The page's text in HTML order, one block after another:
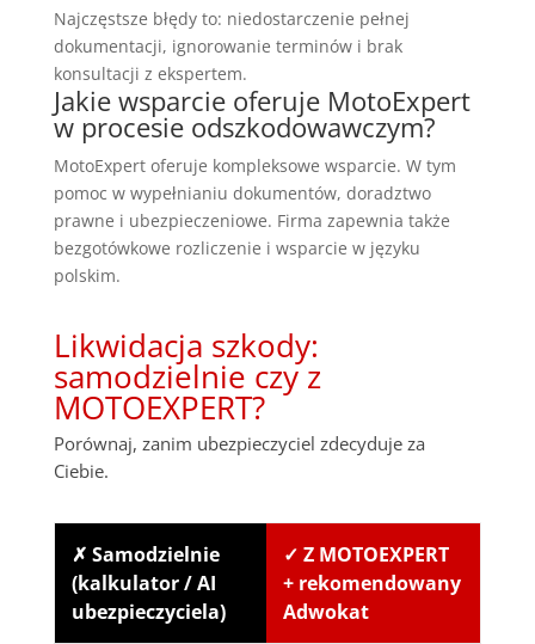
Najczęstsze błędy to: niedostarczenie pełnej
dokumentacji, ignorowanie terminów i brak
konsultacji z ekspertem.
Jakie wsparcie oferuje MotoExpert
w procesie odszkodowawczym?
MotoExpert oferuje kompleksowe wsparcie. W tym
pomoc w wypełnianiu dokumentów, doradztwo
prawne i ubezpieczeniowe. Firma zapewnia także
bezgotówkowe rozliczenie i wsparcie w języku
polskim.
Likwidacja szkody:
samodzielnie czy z
MOTOEXPERT?
Porównaj, zanim ubezpieczyciel zdecyduje za
Ciebie.
✗ Samodzielnie
(kalkulator / AI
ubezpieczyciela)
✓ Z MOTOEXPERT
+ rekomendowany
Adwokat